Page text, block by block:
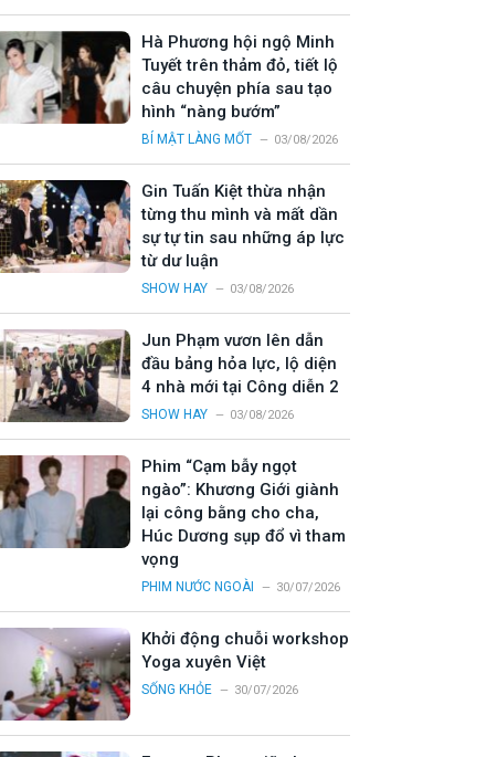
Hà Phương hội ngộ Minh
Tuyết trên thảm đỏ, tiết lộ
câu chuyện phía sau tạo
hình “nàng bướm”
BÍ MẬT LÀNG MỐT 03/08/2026
Gin Tuấn Kiệt thừa nhận
từng thu mình và mất dần
sự tự tin sau những áp lực
từ dư luận
SHOW HAY 03/08/2026
Jun Phạm vươn lên dẫn
đầu bảng hỏa lực, lộ diện
4 nhà mới tại Công diễn 2
SHOW HAY 03/08/2026
Phim “Cạm bẫy ngọt
ngào”: Khương Giới giành
lại công bằng cho cha,
Húc Dương sụp đổ vì tham
vọng
PHIM NƯỚC NGOÀI 30/07/2026
Khởi động chuỗi workshop
Yoga xuyên Việt
SỐNG KHỎE 30/07/2026